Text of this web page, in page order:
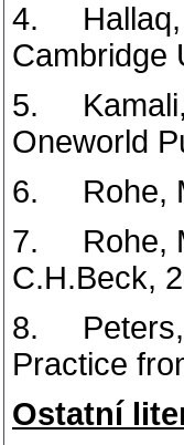
4. Hallaq,
Cambridge
5. Kamali,
Oneworld
6. Rohe,
7. Rohe,
C.H.Beck,
8. Peters,
Practice
Ostatní